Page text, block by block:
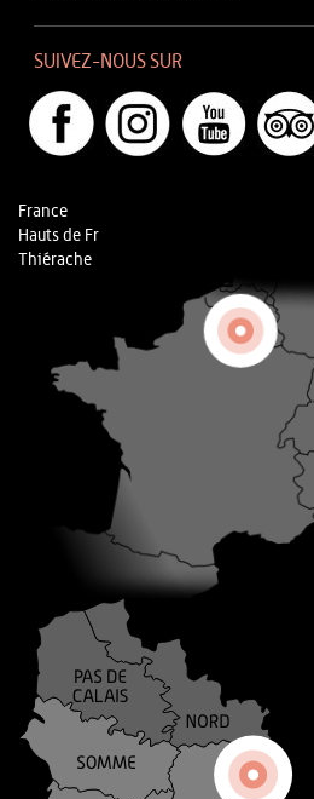
SUIVEZ-NOUS SUR
France
Hauts de Fr
Thiérache